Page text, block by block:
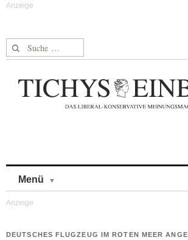
Suche nach:
Menü
DEUTSCHES FLUGZEUG IM ROTEN MEER